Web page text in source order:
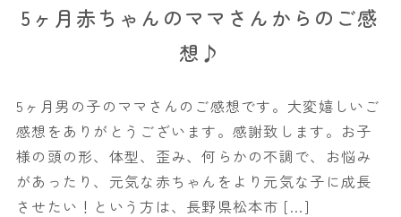
5ヶ月赤ちゃんのママさんからのご感
想♪
5ヶ月男の子のママさんのご感想です。大変嬉しいご
感想をありがとうございます。感謝致します。お子
様の頭の形、体型、歪み、何らかの不調で、お悩み
があったり、元気な赤ちゃんをより元気な子に成長
させたい！という方は、長野県松本市 […]